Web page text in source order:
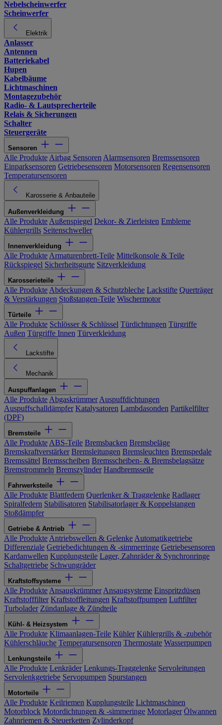
Nebelscheinwerfer
Scheinwerfer
Elektrik
Anlasser
Antennen
Batteriekabel
Hupen
Kabelbäume
Lichtmaschinen
Montagezubehör
Radio- & Lautsprecherteile
Relais & Sicherungen
Schalter
Steuergeräte
Sensoren
Alle Produkte Airbag Sensoren Alarmsensoren Bremssensoren
Einparksensoren Getriebesensoren Motorsensoren Regensensoren
Temperatursensoren
Karosserie & Anbauteile
Außenverkleidung
Alle Produkte Außenspiegel Dekor- & Zierleisten Embleme
Kühlergrills Seitenschweller
Innenverkleidung
Alle Produkte Armaturenbrett-Teile Mittelkonsole & Teile
Rückspiegel Sicherheitsgurte Sitzverkleidung
Karosserieteile
Alle Produkte Abdeckungen & Schutzbleche Lackstifte Querträger
& Verstärkungen Stoßstangen-Teile Wischermotor
Türteile
Alle Produkte Schlösser & Schlüssel Türdichtungen Türgriffe
Außen Türgriffe Innen Türverkleidung
Lackstifte
Mechanik
Auspuffanlagen
Alle Produkte Abgaskrümmer Auspuffdichtungen
Auspuffschalldämpfer Katalysatoren Lambdasonden Partikelfilter
(DPF)
Bremsteile
Alle Produkte ABS-Teile Bremsbacken Bremsbeläge
Bremskraftverstärker Bremsleitungen Bremsleuchten Bremspedale
Bremssättel Bremsscheiben Bremsscheiben- & Bremsbelagsätze
Bremstrommeln Bremszylinder Handbremsseile
Fahrwerksteile
Alle Produkte Blattfedern Querlenker & Traggelenke Radlager
Spiralfedern Stabilisatoren Stabilisatorlager & Koppelstangen
Stoßdämpfer
Getriebe & Antrieb
Alle Produkte Antriebswellen & Gelenke Automatikgetriebe
Differenziale Getriebedichtungen & -simmerringe Getriebesensoren
Kardanwellen Kupplungsteile Lager, Zahnräder & Synchronringe
Schaltgetriebe Schwungräder
Kraftstoffsysteme
Alle Produkte Ansaugkrümmer Ansaugsysteme Einspritzdüsen
Kraftstofffilter Kraftstoffleitungen Kraftstoffpumpen Luftfilter
Turbolader Zündanlage & Zündteile
Kühl- & Heizsystem
Alle Produkte Klimaanlagen-Teile Kühler Kühlergrills & -zubehör
Kühlerschläuche Temperatursensoren Thermostate Wasserpumpen
Lenkungsteile
Alle Produkte Lenkräder Lenkungs-Traggelenke Servoleitungen
Servolenkgetriebe Servopumpen Spurstangen
Motorteile
Alle Produkte Keilriemen Kupplungsteile Lichtmaschinen
Motorblock Motordichtungen & -simmeringe Motorlager Ölwannen
Zahnriemen & Steuerketten Zylinderkopf